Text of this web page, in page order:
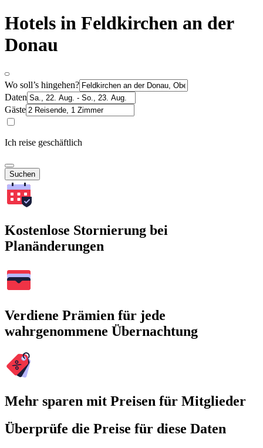
Hotels in Feldkirchen an der
Donau
Wo soll’s hingehen?
Daten
Gäste
Ich reise geschäftlich
Suchen
Kostenlose Stornierung bei
Planänderungen
Verdiene Prämien für jede
wahrgenommene Übernachtung
Mehr sparen mit Preisen für Mitglieder
Überprüfe die Preise für diese Daten